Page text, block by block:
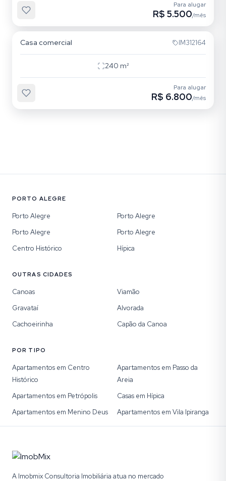
Para alugar
R$ 5.500/mês
Casa comercial IM312164
240 m²
Para alugar
R$ 6.800/mês
PORTO ALEGRE
Porto Alegre
Porto Alegre
Porto Alegre
Porto Alegre
Centro Histórico
Hípica
OUTRAS CIDADES
Canoas
Viamão
Gravataí
Alvorada
Cachoeirinha
Capão da Canoa
POR TIPO
Apartamentos em Centro
Histórico
Apartamentos em Passo da
Areia
Apartamentos em Petrópolis
Casas em Hípica
Apartamentos em Menino Deus
Apartamentos em Vila Ipiranga
A Imobmix Consultoria Imobiliária atua no mercado